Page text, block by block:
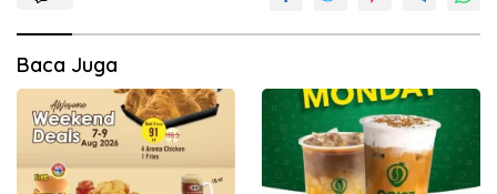
Baca Juga